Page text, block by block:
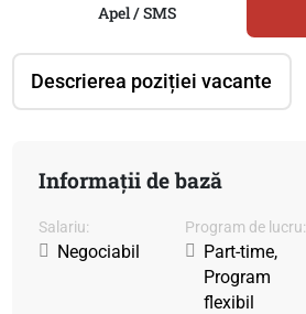
Descrierea poziției vacante
Apel / SMS
Informații de bază
Salariu:
Negociabil
Program de lucru:
Part-time,
Program
flexibil